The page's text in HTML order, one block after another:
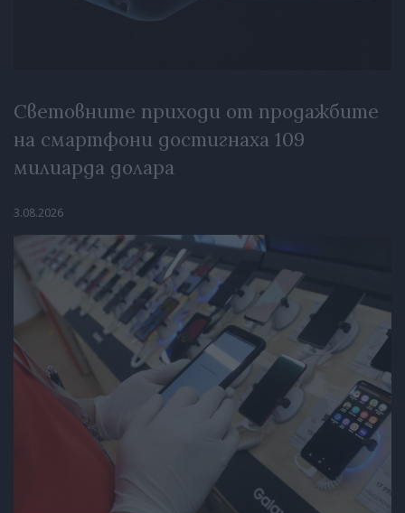
Световните приходи от продажбите
на смартфони достигнаха 109
милиарда долара
3.08.2026